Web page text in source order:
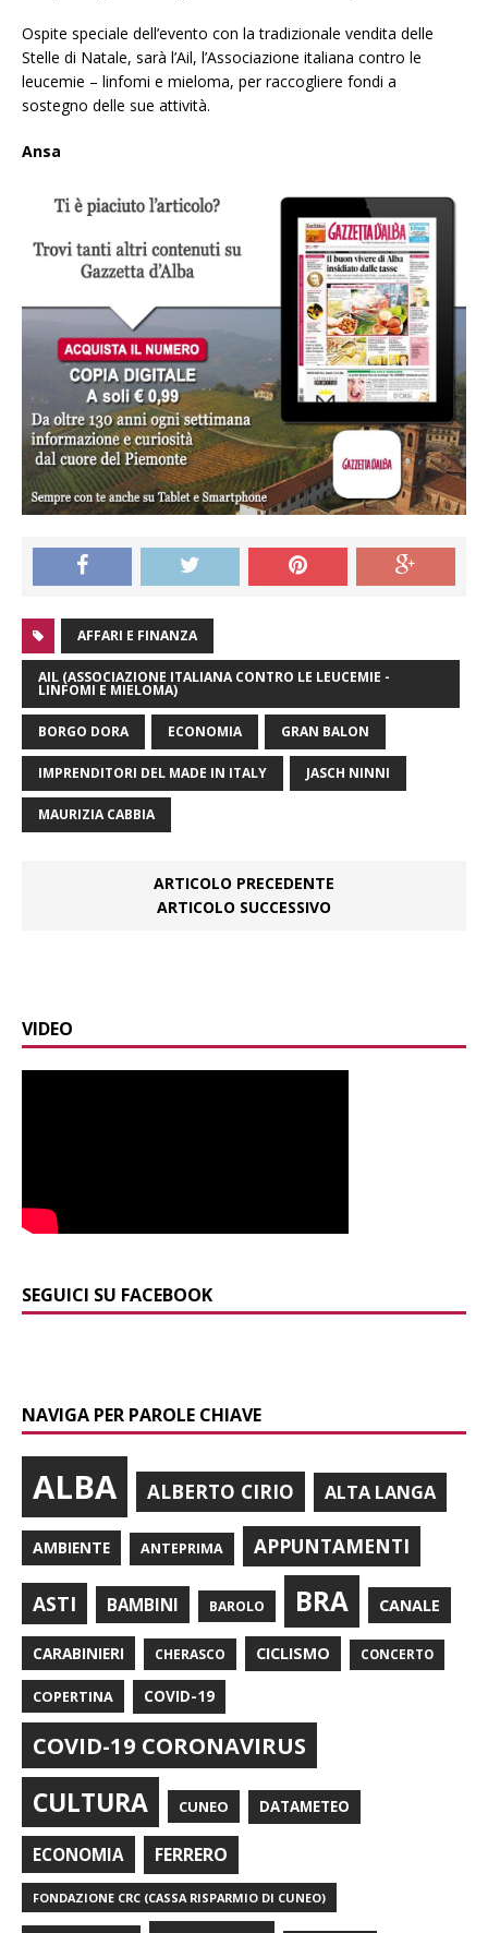
Ospite speciale dell’evento con la tradizionale vendita delle
Stelle di Natale, sarà l’Ail, l’Associazione italiana contro le
leucemie – linfomi e mieloma, per raccogliere fondi a
sostegno delle sue attività.
Ansa
AFFARI E FINANZA
AIL (ASSOCIAZIONE ITALIANA CONTRO LE LEUCEMIE -
LINFOMI E MIELOMA)
BORGO DORA ECONOMIA GRAN BALON
IMPRENDITORI DEL MADE IN ITALY JASCH NINNI
MAURIZIA CABBIA
ARTICOLO PRECEDENTE
ARTICOLO SUCCESSIVO
VIDEO
SEGUICI SU FACEBOOK
NAVIGA PER PAROLE CHIAVE
ALBA ALBERTO CIRIO ALTA LANGA
AMBIENTE ANTEPRIMA APPUNTAMENTI
ASTI BAMBINI BAROLO BRA CANALE
CARABINIERI CHERASCO CICLISMO CONCERTO
COPERTINA COVID-19
COVID-19 CORONAVIRUS
CULTURA CUNEO DATAMETEO
ECONOMIA FERRERO
FONDAZIONE CRC (CASSA RISPARMIO DI CUNEO)